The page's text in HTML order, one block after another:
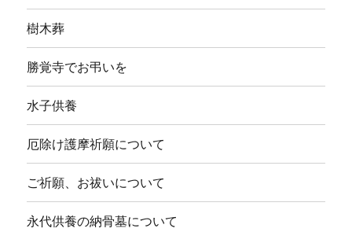
ー
開
樹木葬
勝覚寺でお弔いを
水子供養
厄除け護摩祈願について
ご祈願、お祓いについて
永代供養の納骨墓について